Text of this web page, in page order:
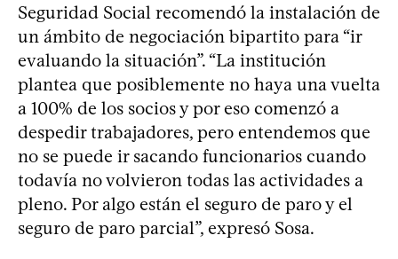
Seguridad Social recomendó la instalación de
un ámbito de negociación bipartito para “ir
evaluando la situación”. “La institución
plantea que posiblemente no haya una vuelta
a 100% de los socios y por eso comenzó a
despedir trabajadores, pero entendemos que
no se puede ir sacando funcionarios cuando
todavía no volvieron todas las actividades a
pleno. Por algo están el seguro de paro y el
seguro de paro parcial”, expresó Sosa.